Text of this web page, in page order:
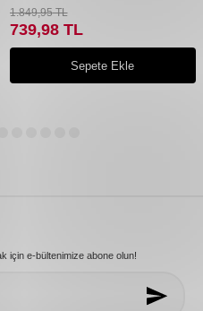
1.849,95TL
739,98TL
Sepete Ekle
için e-bültenimize abone olun!